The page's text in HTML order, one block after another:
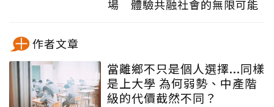
場 體驗共融社會的無限可能
作者文章
當離鄉不只是個人選擇...同樣
是上大學 為何弱勢、中產階
級的代價截然不同？